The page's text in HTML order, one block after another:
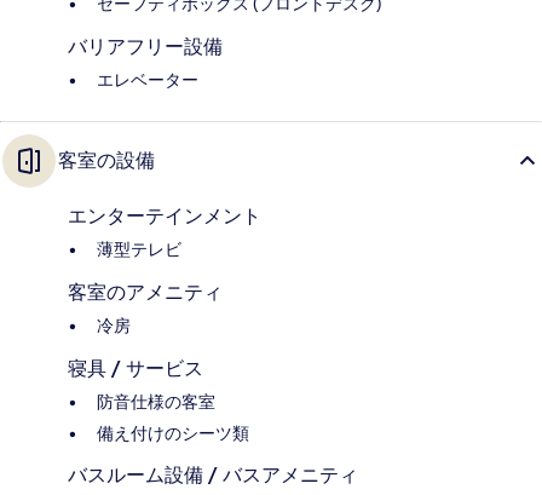
バリアフリー設備
エレベーター
客室の設備
エンターテインメント
薄型テレビ
客室のアメニティ
冷房
寝具 / サービス
防音仕様の客室
備え付けのシーツ類
バスルーム設備 / バスアメニティ